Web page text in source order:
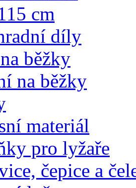
cm
díly
běžky
na běžky
materiál
pro lyžaře
čepice a